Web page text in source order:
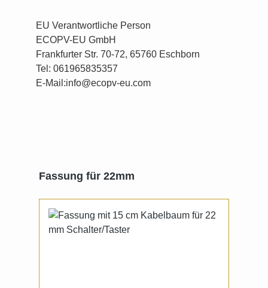
EU Verantwortliche Person
ECOPV-EU GmbH
Frankfurter Str. 70-72, 65760 Eschborn
Tel: 061965835357
E-Mail:info@ecopv-eu.com
Produktgalerie überspringen
Fassung für 22mm